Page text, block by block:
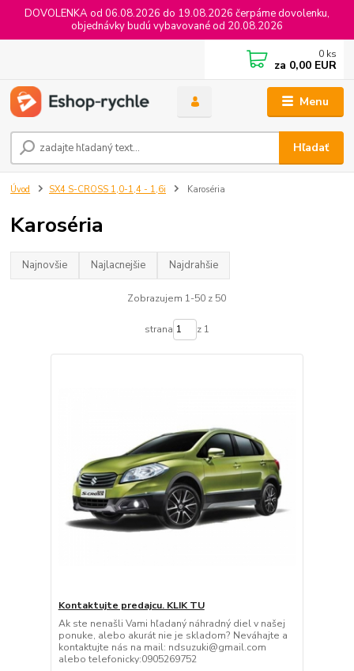
DOVOLENKA od 06.08.2026 do 19.08.2026 čerpáme dovolenku,
objednávky budú vybavované od 20.08.2026
Menu
Hľadať
0 ks
za 0,00 EUR
Úvod SX4 S-CROSS 1,0-1,4 - 1,6i Karoséria
Karoséria
Najnovšie Najlacnejšie Najdrahšie
Zobrazujem 1-50 z 50
strana z 1
Kontaktujte predajcu. KLIK TU
Ak ste nenašli Vami hľadaný náhradný diel v našej
ponuke, alebo akurát nie je skladom? Neváhajte a
kontaktujte nás na mail: ndsuzuki@gmail.com
alebo telefonicky:0905269752